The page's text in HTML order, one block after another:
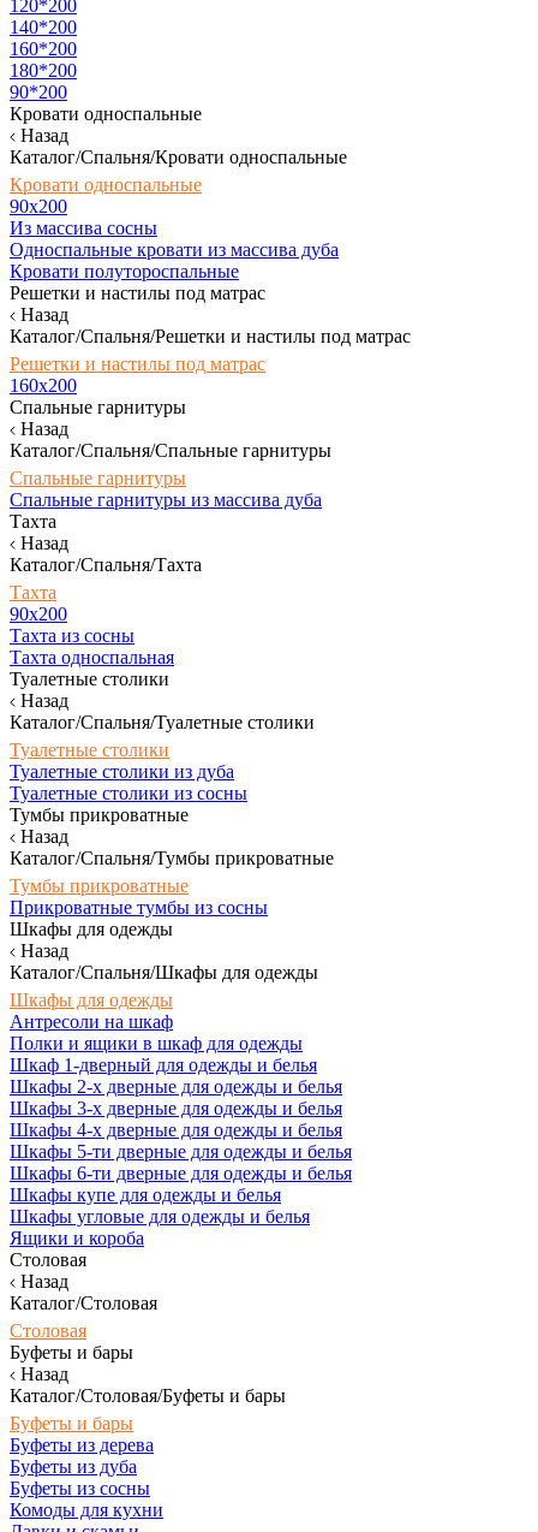
120*200
140*200
160*200
180*200
90*200
Кровати односпальные
Назад
Каталог/Спальня/Кровати односпальные
Кровати односпальные
90х200
Из массива сосны
Односпальные кровати из массива дуба
Кровати полутороспальные
Решетки и настилы под матрас
Назад
Каталог/Спальня/Решетки и настилы под матрас
Решетки и настилы под матрас
160х200
Спальные гарнитуры
Назад
Каталог/Спальня/Спальные гарнитуры
Спальные гарнитуры
Спальные гарнитуры из массива дуба
Тахта
Назад
Каталог/Спальня/Тахта
Тахта
90х200
Тахта из сосны
Тахта односпальная
Туалетные столики
Назад
Каталог/Спальня/Туалетные столики
Туалетные столики
Туалетные столики из дуба
Туалетные столики из сосны
Тумбы прикроватные
Назад
Каталог/Спальня/Тумбы прикроватные
Тумбы прикроватные
Прикроватные тумбы из сосны
Шкафы для одежды
Назад
Каталог/Спальня/Шкафы для одежды
Шкафы для одежды
Антресоли на шкаф
Полки и ящики в шкаф для одежды
Шкаф 1-дверный для одежды и белья
Шкафы 2-х дверные для одежды и белья
Шкафы 3-х дверные для одежды и белья
Шкафы 4-х дверные для одежды и белья
Шкафы 5-ти дверные для одежды и белья
Шкафы 6-ти дверные для одежды и белья
Шкафы купе для одежды и белья
Шкафы угловые для одежды и белья
Ящики и короба
Столовая
Назад
Каталог/Столовая
Столовая
Буфеты и бары
Назад
Каталог/Столовая/Буфеты и бары
Буфеты и бары
Буфеты из дерева
Буфеты из дуба
Буфеты из сосны
Комоды для кухни